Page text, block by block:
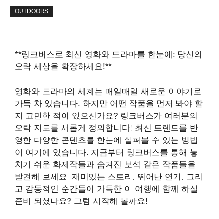
OUTDOORS
**링크버스로 최신 영화와 드라마를 한눈에: 당신의
오락 세상을 확장하세요!**
영화와 드라마의 세계는 매일매일 새로운 이야기로
가득 차 있습니다. 하지만 어떤 작품을 먼저 봐야 할
지 고민한 적이 있으신가요? 링크버스가 여러분의
오락 지도를 새롭게 정의합니다! 최신 트렌드를 반
영한 다양한 콘텐츠를 한눈에 살펴볼 수 있는 방법
이 여기에 있습니다. 지금부터 링크버스를 통해 놓
치기 쉬운 화제작들과 숨겨진 보석 같은 작품들을
발견해 보세요. 재미있는 스토리, 뛰어난 연기, 그리
고 감동적인 순간들이 가득한 이 여행에 함께 하실
준비 되셨나요? 그럼 시작해 볼까요!